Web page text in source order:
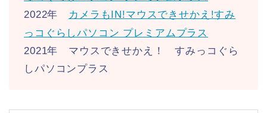
2022年
カメラもIN!マウスできせかえ!すみ
っコぐらしパソコン プレミアムプラス
2021年 マウスできせかえ！ すみっコぐら
しパソコンプラス